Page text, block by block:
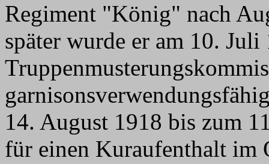
Regiment "König" nach
später wurde er am 10.
14. August 1918 bis zum
für einen Kuraufenthalt